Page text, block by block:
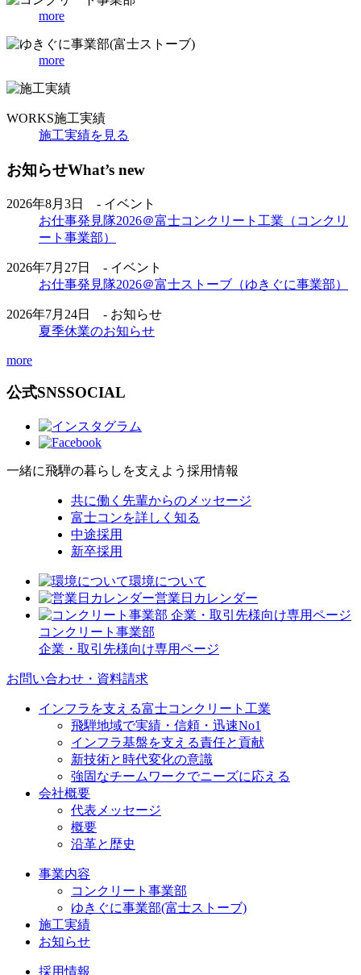
more
more
WORKS施工実績
施工実績を見る
お知らせWhat’s new
2026年8月3日 - イベント
お仕事発見隊2026＠富士コンクリート工業（コンクリ
ート事業部）
2026年7月27日 - イベント
お仕事発見隊2026＠富士ストーブ（ゆきぐに事業部）
2026年7月24日 - お知らせ
夏季休業のお知らせ
more
公式SNSSOCIAL
一緒に飛騨の暮らしを支えよう 採用情報
共に働く先輩からのメッセージ
富士コンを詳しく知る
中途採用
新卒採用
環境について
営業日カレンダー
コンクリート事業部
企業・取引先様向け専用ページ
お問い合わせ・資料請求
インフラを支える富士コンクリート工業
飛騨地域で実績・信頼・迅速No1
インフラ基盤を支える責任と貢献
新技術と時代変化の意識
強固なチームワークでニーズに応える
会社概要
代表メッセージ
概要
沿革と歴史
事業内容
コンクリート事業部
ゆきぐに事業部(富士ストーブ)
施工実績
お知らせ
採用情報